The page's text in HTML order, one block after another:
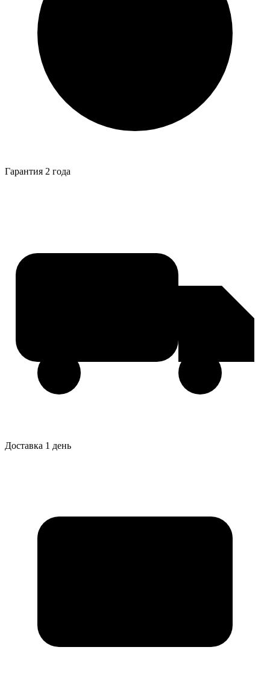
Гарантия 2 года
Доставка 1 день